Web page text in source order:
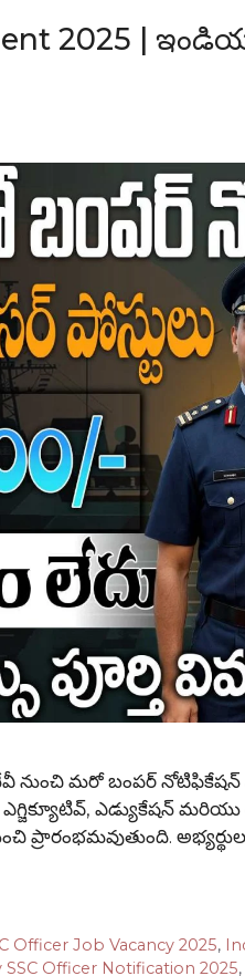
2025 |
నుంచి మరో బంపర్ నోటిఫికేషన్
ఎగ్జిక్యూటివ్, ఎడ్యుకేషన్
ప్రారంభమవుతుంది.
Officer Job Vacancy 2025,
SSC Officer Notification 2025,